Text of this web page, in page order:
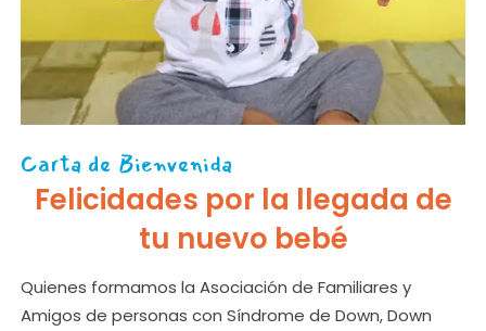
Carta de Bienvenida
Felicidades por la llegada de
tu nuevo bebé
Quienes formamos la Asociación de Familiares y
Amigos de personas con Síndrome de Down, Down